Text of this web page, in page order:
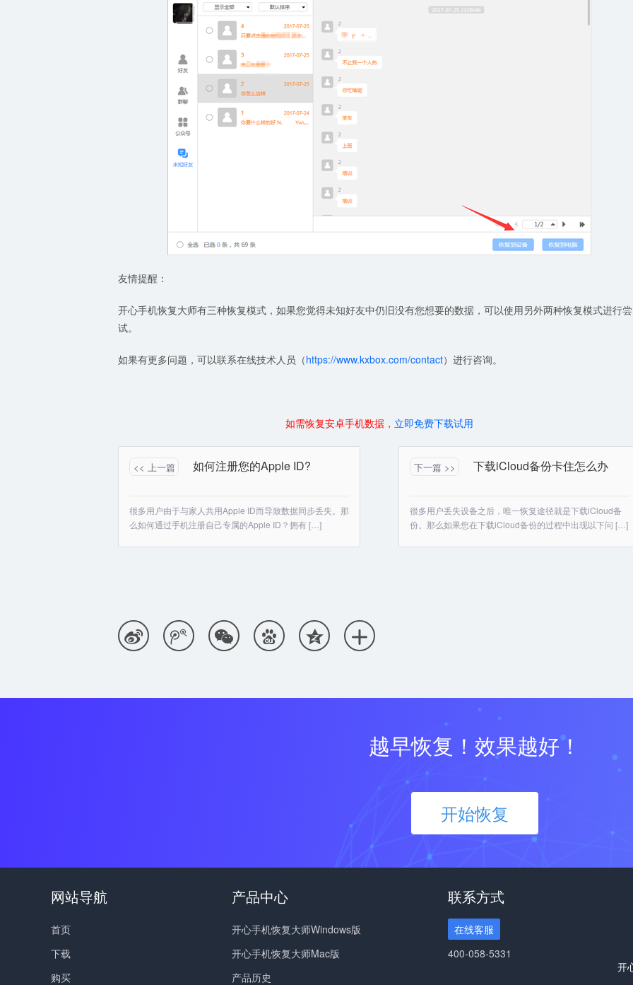
友情提醒：
开心手机恢复大师有三种恢复模式，如果您觉得未知好友中仍旧没有您想要的数据，可以使用另外两种恢复模式进行尝
试。
如果有更多问题，可以联系在线技术人员（https://www.kxbox.com/contact）进行咨询。
如需恢复安卓手机数据， 立即免费下载试用
<< 上一篇 如何注册您的Apple ID?
很多用户由于与家人共用Apple ID而导致数据同步丢失。那
么如何通过手机注册自己专属的Apple ID？拥有 […]
下一篇 >> 下载iCloud备份卡住怎么办
很多用户丢失设备之后，唯一恢复途径就是下载iCloud备
份。那么如果您在下载iCloud备份的过程中出现以下问 […]
     
越早恢复！效果越好！
开始恢复
网站导航
首页
下载
购买
产品中心
开心手机恢复大师Windows版
开心手机恢复大师Mac版
产品历史
联系方式
在线客服
400-058-5331
开